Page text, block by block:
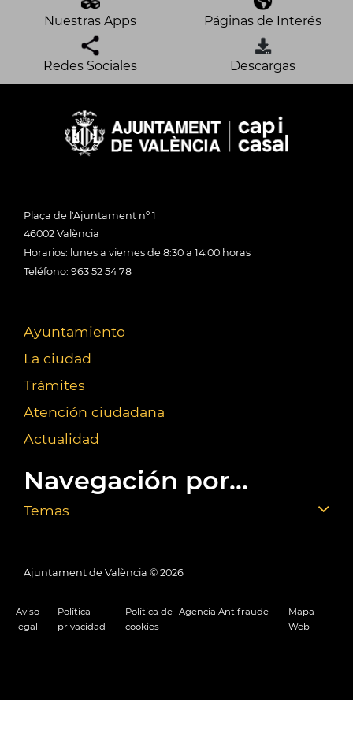
Nuestras Apps Páginas de Interés
Redes Sociales Descargas
Plaça de l'Ajuntament nº 1
46002 València
Horarios: lunes a viernes de 8:30 a 14:00 horas
Teléfono: 963 52 54 78
Ayuntamiento
La ciudad
Trámites
Atención ciudadana
Actualidad
Navegación por...
Temas
Ajuntament de València © 2026
Aviso
legal
Política
privacidad
Política de
cookies
Agencia Antifraude
Mapa
Web